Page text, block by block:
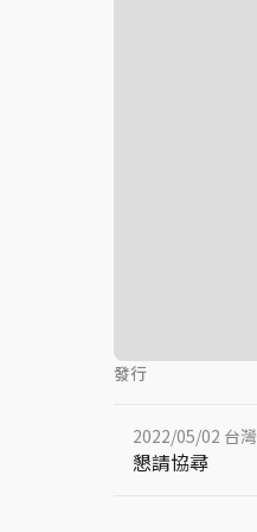
發行
2022/05/02 台灣
懇請協尋